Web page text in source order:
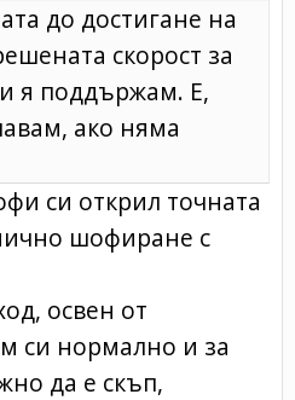
до достигане на
скорост за
я поддържам. Е,
ако няма
си открил точната
шофиране с
освен от
си нормално и за
да е скъп,